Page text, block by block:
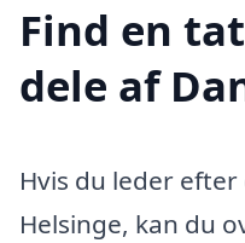
Find en
dele af
Hvis du leder
Helsinge, kan du